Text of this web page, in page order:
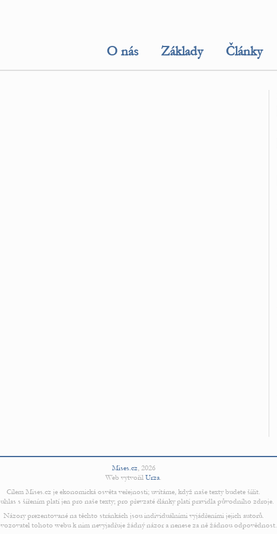
O nás Základy Články
Mises.cz, 2026
Web vytvořil Urza.
Cílem Mises.cz je ekonomická osvěta veřejnosti; uvítáme, když naše texty budete šířit.
s šířením platí jen pro naše texty; pro převzaté články platí pravidla původního zdroje.
Názory prezentované na těchto stránkách jsou individuálními vyjádřeními jejich autorů.
tohoto webu k nim nevyjadřuje žádný názor a nenese za ně žádnou odpovědnost.